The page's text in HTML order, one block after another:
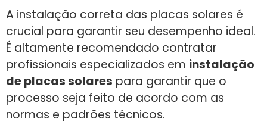
A instalação correta das placas solares é
crucial para garantir seu desempenho ideal.
É altamente recomendado contratar
profissionais especializados em instalação
de placas solares para garantir que o
processo seja feito de acordo com as
normas e padrões técnicos.